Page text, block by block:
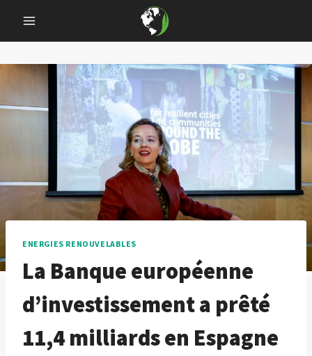
content
ENERGIES RENOUVELABLES
La Banque européenne
d’investissement a prêté
11,4 milliards en Espagne